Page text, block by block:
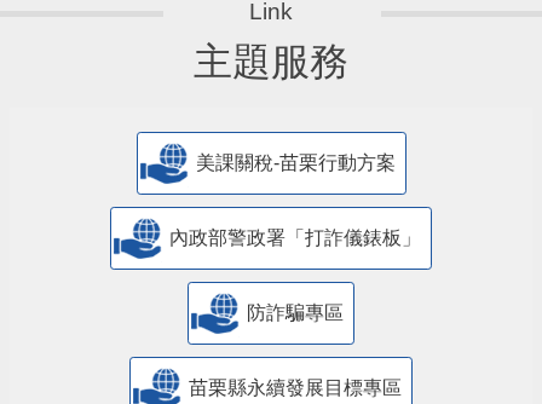
主題服務
美課關稅-苗栗行動方案
內政部警政署「打詐儀錶板」
防詐騙專區
苗栗縣永續發展目標專區